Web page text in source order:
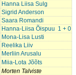
Hanna Liisa Sulg
Sigrid Anderson
Saara Romandi
1 + 0
Hanna-Liisa Õispuu
Mona-Lisa Lusti
Reelika Liiv
Merliin Arusalu
Miia-Lota Jõõts
Morten Talviste